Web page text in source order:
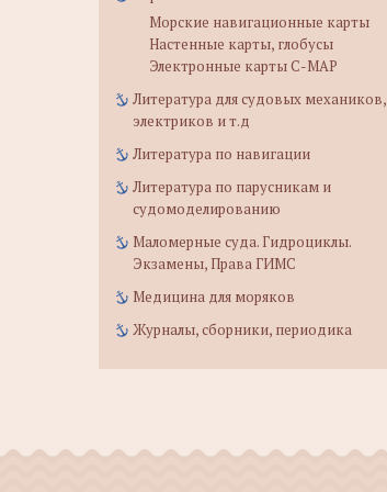
Морские навигационные карты
Настенные карты, глобусы
Электронные карты C-MAP
Литература для судовых механиков,
электриков и т.д
Литература по навигации
Литература по парусникам и
судомоделированию
Маломерные суда. Гидроциклы.
Экзамены, Права ГИМС
Медицина для моряков
Журналы, сборники, периодика